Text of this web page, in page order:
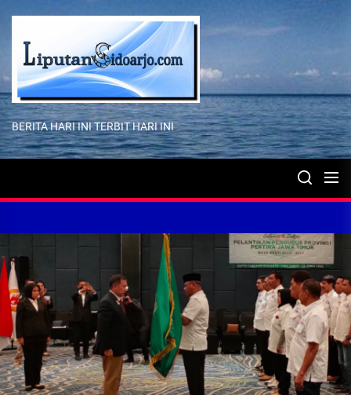
content
BERITA HARI INI TERBIT HARI INI